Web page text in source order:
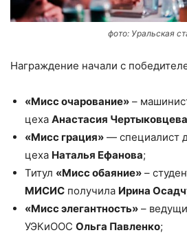
фото: Уральская
Награждение начали с
«Мисс очарование» –
цеха Анастасия Чертыковцева
«Мисс грация» — специалист
цеха Наталья Ефанова;
Титул «Мисс обаяние» –
МИСИС получила Ирина
«Мисс элегантность» –
УЭКиООС Ольга Павленко;